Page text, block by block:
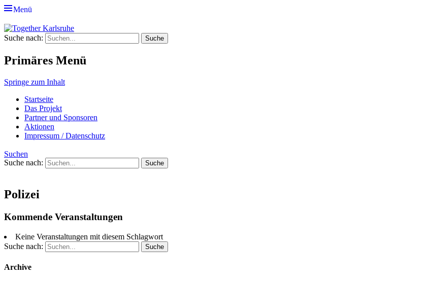
Menü
Together Karlsruhe
Integration von jungen Menschen mit Fluchterfahrung und Migrationshintergrund
Suche nach:
Primäres Menü
Springe zum Inhalt
Startseite
Das Projekt
Partner und Sponsoren
Aktionen
Impressum / Datenschutz
Suchen
Suche nach:
Polizei
Kommende Veranstaltungen
Keine Veranstaltungen mit diesem Schlagwort
Suche nach:
Archive